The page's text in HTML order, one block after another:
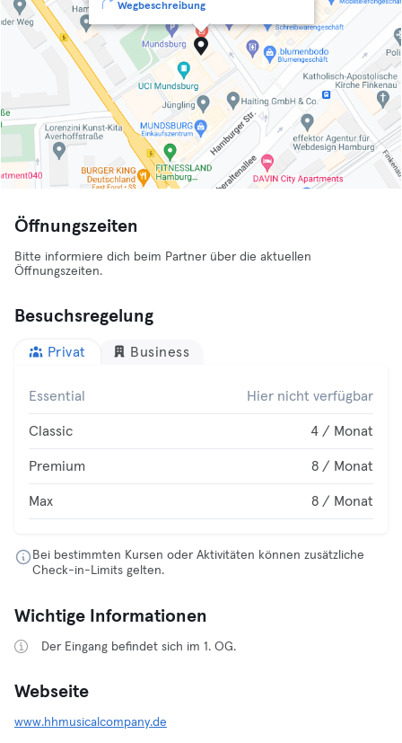
Wegbeschreibung
Öffnungszeiten
Bitte informiere dich beim Partner über die aktuellen
Öffnungszeiten.
Besuchsregelung
Privat Business
Essential Hier nicht verfügbar
Classic 4 / Monat
Premium 8 / Monat
Max 8 / Monat
Bei bestimmten Kursen oder Aktivitäten können zusätzliche
Check-in-Limits gelten.
Wichtige Informationen
Der Eingang befindet sich im 1. OG.
Webseite
www.hhmusicalcompany.de